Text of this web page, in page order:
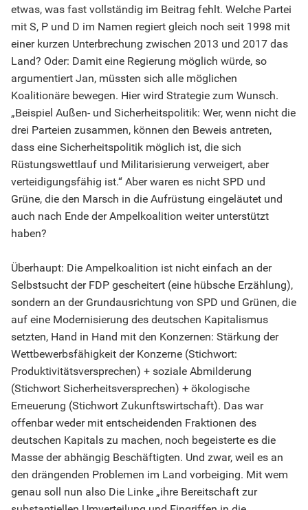
etwas, was fast vollständig im Beitrag fehlt. Welche Partei
mit S, P und D im Namen regiert gleich noch seit 1998 mit
einer kurzen Unterbrechung zwischen 2013 und 2017 das
Land? Oder: Damit eine Regierung möglich würde, so
argumentiert Jan, müssten sich alle möglichen
Koalitionäre bewegen. Hier wird Strategie zum Wunsch.
„Beispiel Außen- und Sicherheitspolitik: Wer, wenn nicht die
drei Parteien zusammen, können den Beweis antreten,
dass eine Sicherheitspolitik möglich ist, die sich
Rüstungswettlauf und Militarisierung verweigert, aber
verteidigungsfähig ist.“ Aber waren es nicht SPD und
Grüne, die den Marsch in die Aufrüstung eingeläutet und
auch nach Ende der Ampelkoalition weiter unterstützt
haben?
Überhaupt: Die Ampelkoalition ist nicht einfach an der
Selbstsucht der FDP gescheitert (eine hübsche Erzählung),
sondern an der Grundausrichtung von SPD und Grünen, die
auf eine Modernisierung des deutschen Kapitalismus
setzten, Hand in Hand mit den Konzernen: Stärkung der
Wettbewerbsfähigkeit der Konzerne (Stichwort:
Produktivitätsversprechen) + soziale Abmilderung
(Stichwort Sicherheitsversprechen) + ökologische
Erneuerung (Stichwort Zukunftswirtschaft). Das war
offenbar weder mit entscheidenden Fraktionen des
deutschen Kapitals zu machen, noch begeisterte es die
Masse der abhängig Beschäftigten. Und zwar, weil es an
den drängenden Problemen im Land vorbeiging. Mit wem
genau soll nun also Die Linke „ihre Bereitschaft zur